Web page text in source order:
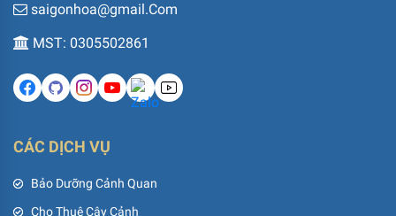
saigonhoa@gmail.Com
MST: 0305502861
CÁC DỊCH VỤ
Bảo Dưỡng Cảnh Quan
Cho Thuê Cây Cảnh